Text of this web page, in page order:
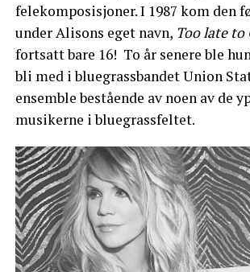
felekomposisjoner. I 1987 kom den
under Alisons eget navn, Too late to
fortsatt bare 16! To år senere ble
bli med i bluegrassbandet Union
ensemble bestående av noen av de
musikerne i bluegrassfeltet.